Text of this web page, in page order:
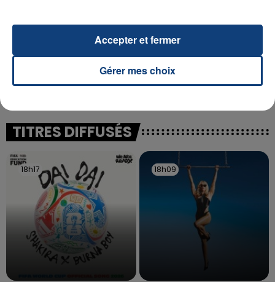
UNE ADOLESCENTE DEVANT SE FAIRE
OPÉRER DE LA CHEVILLE RESSORT DE LA...
reconnu sa responsabilité et présenté ses
excuses.
TITRES DIFFUSÉS
18h17
18h17 18h09
18h09
Gérer mes choix
Accepter et fermer